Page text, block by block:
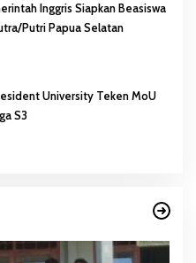
Inggris Siapkan Beasiswa
bagi Putra/Putri Papua Selatan
University Teken MoU
S3